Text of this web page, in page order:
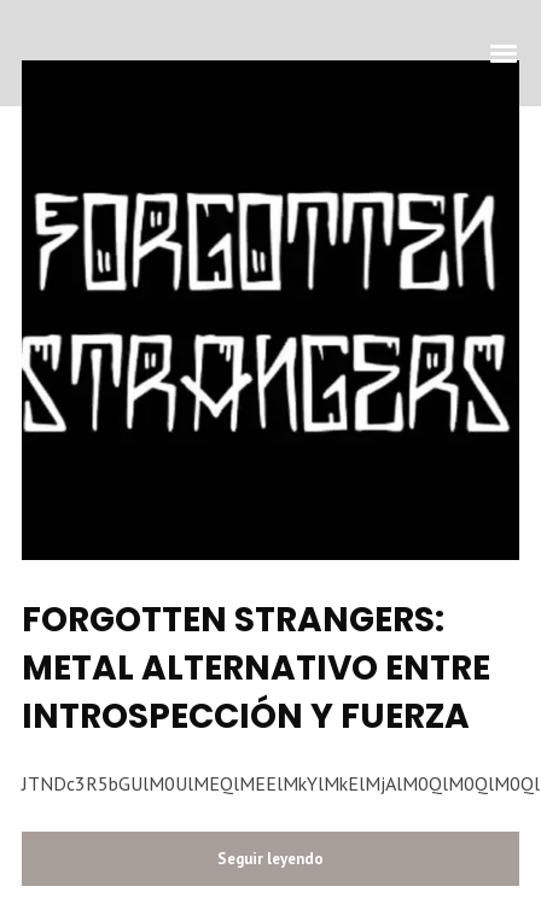
FORGOTTEN STRANGERS:
METAL ALTERNATIVO ENTRE
INTROSPECCIÓN Y FUERZA
Seguir leyendo